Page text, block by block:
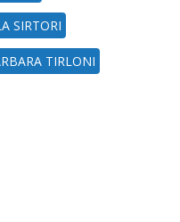
SIRTORI
TIRLONI